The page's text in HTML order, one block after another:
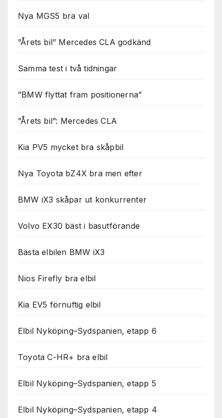
Nya MGS5 bra val
”Årets bil” Mercedes CLA godkänd
Samma test i två tidningar
”BMW flyttat fram positionerna”
”Årets bil”: Mercedes CLA
Kia PV5 mycket bra skåpbil
Nya Toyota bZ4X bra men efter
BMW iX3 skåpar ut konkurrenter
Volvo EX30 bäst i basutförande
Bästa elbilen BMW iX3
Nios Firefly bra elbil
Kia EV5 förnuftig elbil
Elbil Nyköping–Sydspanien, etapp 6
Toyota C-HR+ bra elbil
Elbil Nyköping–Sydspanien, etapp 5
Elbil Nyköping–Sydspanien, etapp 4